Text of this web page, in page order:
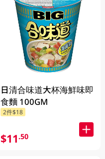
日清合味道大杯海鮮味即
食麵 100GM
2件$18
$11.50